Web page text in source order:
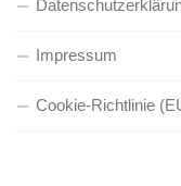
Impressum
Cookie-Richtlinie